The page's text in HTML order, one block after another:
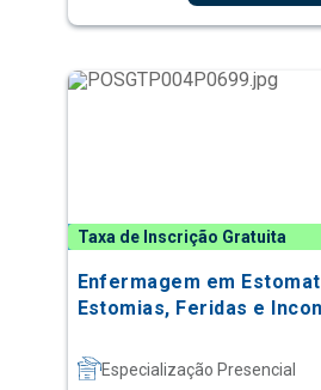
Taxa de Inscrição Gratuita
Enfermagem em
Estomias, Feridas e
Especialização Presencial